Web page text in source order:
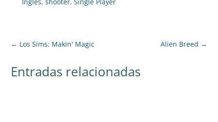
← Los Sims: Makin' Magic Alien Breed →
Entradas relacionadas